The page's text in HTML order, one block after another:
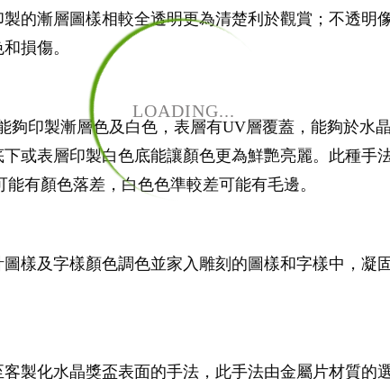
LOADING...
的漸層圖樣相較全透明更為清楚利於觀賞；不透明
損傷。
印製漸層色及白色，表層有UV層覆蓋，能夠於水
或表層印製白色底能讓顏色更為鮮艷亮麗。此種手
有顏色落差，白色色準較差可能有毛邊。
樣及字樣顏色調色並家入雕刻的圖樣和字樣中，凝
製化水晶獎盃表面的手法，此手法由金屬片材質的